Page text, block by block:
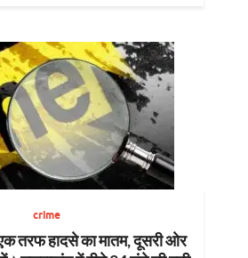
crime
तरफ हादसे का मातम, दूसरी ओर